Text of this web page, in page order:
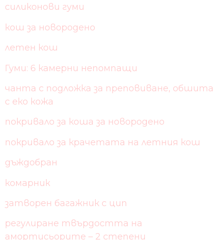
силиконови гуми
кош за новородено
летен кош
Гуми: 6 камерни непомпащи
чанта с подложка за преповиване, обшита
с еко кожа
покривало за коша за новородено
покривало за крачетата на летния кош
дъждобран
комарник
затворен багажник с цип
регулиране твърдостта на
амортисьорите – 2 степени